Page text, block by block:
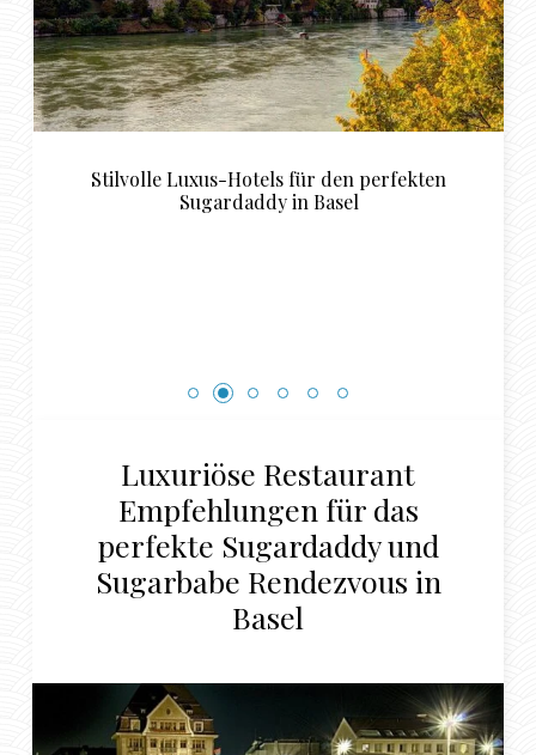
Stilvolle Luxus-Hotels für den perfekten
Sugardaddy in Basel
Luxuriöse Restaurant
Empfehlungen für das
perfekte Sugardaddy und
Sugarbabe Rendezvous in
Basel